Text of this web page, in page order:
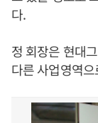
다.
정 회장은 현대
다른 사업영역